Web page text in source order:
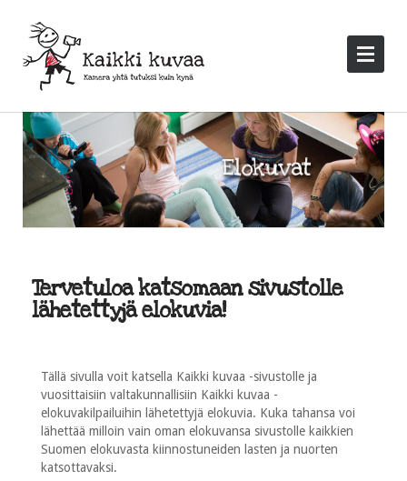
Tervetuloa katsomaan sivustolle
lähetettyjä elokuvia!
Tällä sivulla voit katsella Kaikki kuvaa -sivustolle ja
vuosittaisiin valtakunnallisiin Kaikki kuvaa -
elokuvakilpailuihin lähetettyjä elokuvia. Kuka tahansa voi
lähettää milloin vain oman elokuvansa sivustolle kaikkien
Suomen elokuvasta kiinnostuneiden lasten ja nuorten
katsottavaksi.